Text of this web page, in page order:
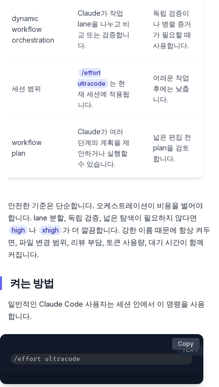
dynamic
workflow
orchestration
Claude가 작업
lane을 나누고 비
교 또는 검증합니
다.
독립 검증이
나 병렬 증거
가 필요할 때
사용합니다.
세션 범위
/effort
ultracode
는 현
재 세션에 적용됩
니다.
어려운 작업
후에는 낮춥
니다.
workflow
plan
Claude가 여러
단계의 계획을 제
안하거나 실행할
수 있습니다.
넓은 편집 전
plan을 검토
합니다.
안전한 기준은 단순합니다. 오케스트레이션이 비용을 벌어야
합니다. lane 분할, 독립 검증, 넓은 탐색이 필요하지 않다면
high 나 xhigh 가 더 깔끔합니다. 강한 이름 때문에 항상 켜두
면, 파일 변경 범위, 리뷰 부담, 토큰 사용량, 대기 시간이 함께
커집니다.
켜는 방법
일반적인 Claude Code 사용자는 세션 안에서 이 명령을 사용
합니다.
TEXT
/effort ultracode
Copy